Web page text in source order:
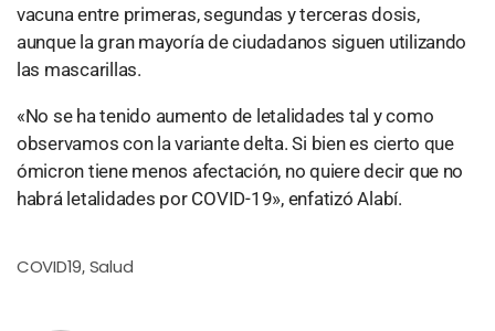
vacuna entre primeras, segundas y terceras dosis,
aunque la gran mayoría de ciudadanos siguen utilizando
las mascarillas.
«No se ha tenido aumento de letalidades tal y como
observamos con la variante delta. Si bien es cierto que
ómicron tiene menos afectación, no quiere decir que no
habrá letalidades por COVID-19», enfatizó Alabí.
COVID19, Salud